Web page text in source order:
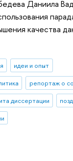
Даниила
качества
идеи и опыт
репортаж о
диссертации